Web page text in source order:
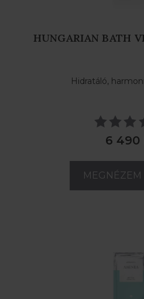
HUNGARIAN BATH
Hidratáló,
6 490
MEGNÉZEM